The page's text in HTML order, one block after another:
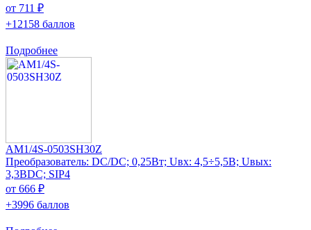
от 711 ₽
+12158 баллов
Подробнее
AM1/4S-0503SH30Z
Преобразователь: DC/DC; 0,25Вт; Uвх: 4,5÷5,5В; Uвых:
3,3ВDC; SIP4
от 666 ₽
+3996 баллов